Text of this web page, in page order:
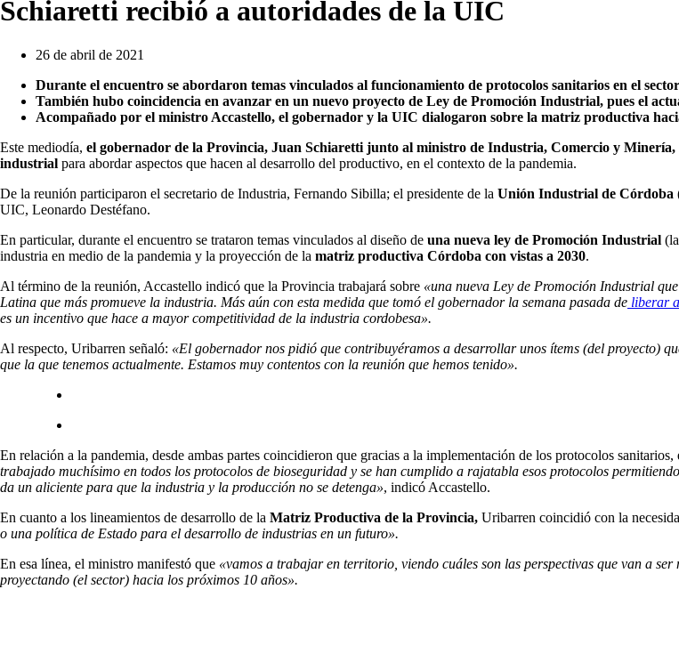
Schiaretti recibió a autoridades de la UIC
26 de abril de 2021
Durante el encuentro se abordaron temas vinculados al funcionamiento de protocolos sanitarios en el
También hubo coincidencia en avanzar en un nuevo proyecto de Ley de Promoción Industrial, pues el
Acompañado por el ministro Accastello, el gobernador y la UIC dialogaron sobre la matriz productiva
Este mediodía, el gobernador de la Provincia, Juan Schiaretti junto al ministro de Industria, Comercio y
industrial para abordar aspectos que hacen al desarrollo del productivo, en el contexto de la pandemia.
De la reunión participaron el secretario de Industria, Fernando Sibilla; el presidente de la Unión Industrial de Córdoba
UIC, Leonardo Destéfano.
En particular, durante el encuentro se trataron temas vinculados al diseño de una nueva ley de Promoción Industrial
industria en medio de la pandemia y la proyección de la matriz productiva Córdoba con vistas a 2030.
Al término de la reunión, Accastello indicó que la Provincia trabajará sobre «una nueva Ley de Promoción Industrial
Latina que más promueve la industria. Más aún con esta medida que tomó el gobernador la semana pasada de liberar
es un incentivo que hace a mayor competitividad de la industria cordobesa».
Al respecto, Uribarren señaló: «El gobernador nos pidió que contribuyéramos a desarrollar unos ítems (del proyecto)
que la que tenemos actualmente. Estamos muy contentos con la reunión que hemos tenido».
En relación a la pandemia, desde ambas partes coincidieron que gracias a la implementación de los protocolos
trabajado muchísimo en todos los protocolos de bioseguridad y se han cumplido a rajatabla esos protocolos
da un aliciente para que la industria y la producción no se detenga», indicó Accastello.
En cuanto a los lineamientos de desarrollo de la Matriz Productiva de la Provincia, Uribarren coincidió con la
o una política de Estado para el desarrollo de industrias en un futuro».
En esa línea, el ministro manifestó que «vamos a trabajar en territorio, viendo cuáles son las perspectivas que van a
proyectando (el sector) hacia los próximos 10 años».